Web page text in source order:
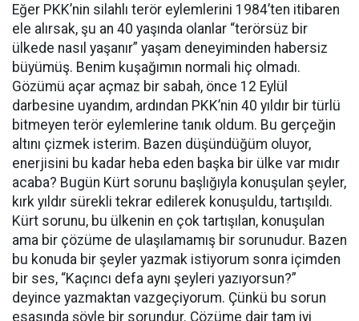
Eğer PKK’nin silahlı terör eylemlerini 1984’ten itibaren
ele alırsak, şu an 40 yaşında olanlar “terörsüz bir
ülkede nasıl yaşanır” yaşam deneyiminden habersiz
büyümüş. Benim kuşağımın normali hiç olmadı.
Gözümü açar açmaz bir sabah, önce 12 Eylül
darbesine uyandım, ardından PKK’nin 40 yıldır bir türlü
bitmeyen terör eylemlerine tanık oldum. Bu gerçeğin
altını çizmek isterim. Bazen düşündüğüm oluyor,
enerjisini bu kadar heba eden başka bir ülke var mıdır
acaba? Bugün Kürt sorunu başlığıyla konuşulan şeyler,
kırk yıldır sürekli tekrar edilerek konuşuldu, tartışıldı.
Kürt sorunu, bu ülkenin en çok tartışılan, konuşulan
ama bir çözüme de ulaşılamamış bir sorunudur. Bazen
bu konuda bir şeyler yazmak istiyorum sonra içimden
bir ses, “Kaçıncı defa aynı şeyleri yazıyorsun?”
deyince yazmaktan vazgeçiyorum. Çünkü bu sorun
esasında şöyle bir sorundur. Çözüme dair tam iyi